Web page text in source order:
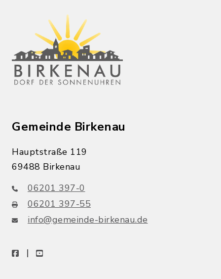
Gemeinde Birkenau
Hauptstraße 119
69488 Birkenau
06201 397-0
06201 397-55
info@gemeinde-birkenau.de
facebookyoutube